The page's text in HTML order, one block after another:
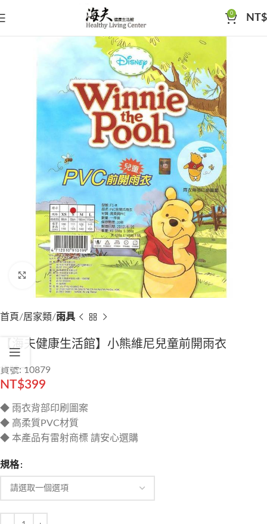
0 NT$
Click to enlarge
首頁 居家類 雨具
【海夫健康生活館】小熊維尼兒童前開雨衣
貨號: 10879
NT$399
◆ 雨衣背部印刷圖案
◆ 高柔質PVC材質
◆ 本產品有雷射商標 請安心選購
規格